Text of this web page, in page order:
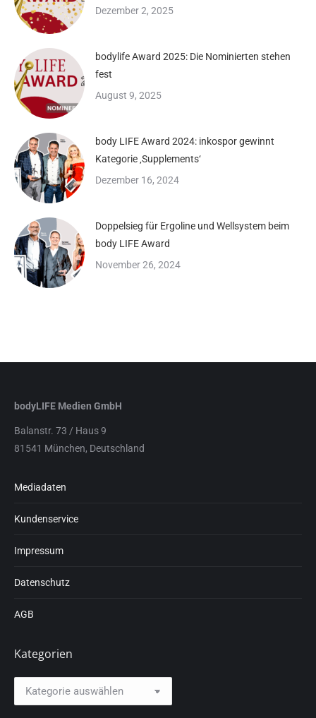
Dezember 2, 2025
bodylife Award 2025: Die Nominierten stehen
fest
August 9, 2025
body LIFE Award 2024: inkospor gewinnt
Kategorie ‚Supplements‘
Dezember 16, 2024
Doppelsieg für Ergoline und Wellsystem beim
body LIFE Award
November 26, 2024
bodyLIFE Medien GmbH
Balanstr. 73 / Haus 9
81541 München, Deutschland
Mediadaten
Kundenservice
Impressum
Datenschutz
AGB
Kategorien
Kategorien